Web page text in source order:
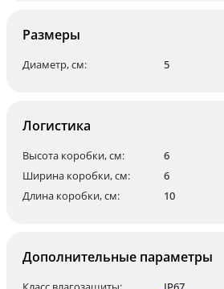
Размеры
Диаметр, см: 5
Логистика
Высота коробки, см:
6
Ширина коробки, см:
6
Длина коробки, см:
10
Дополнительные параметры